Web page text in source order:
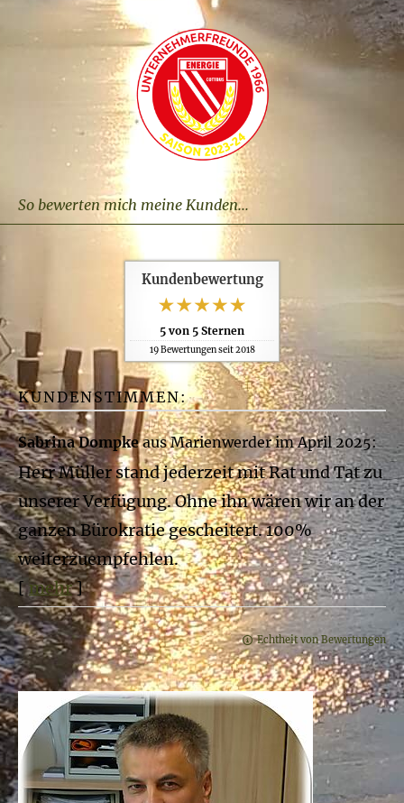
So bewerten mich meine Kunden...
Kundenbewertung
5 von 5 Sternen
19Bewertungen seit 2018
KUNDENSTIMMEN:
Sabrina Dompkeaus Marienwerder im April 2025:
Herr Müller stand jederzeit mit Rat und Tat zu
unserer Verfügung. Ohne ihn wären wir an der
ganzen Bürokratie gescheitert. 100%
weiterzuempfehlen.
[mehr]
Echtheit von Bewertungen